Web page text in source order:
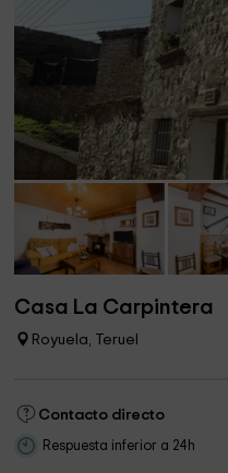
Casa La Carpintera
Royuela, Teruel
Contacto directo
Respuesta inferior a 24h